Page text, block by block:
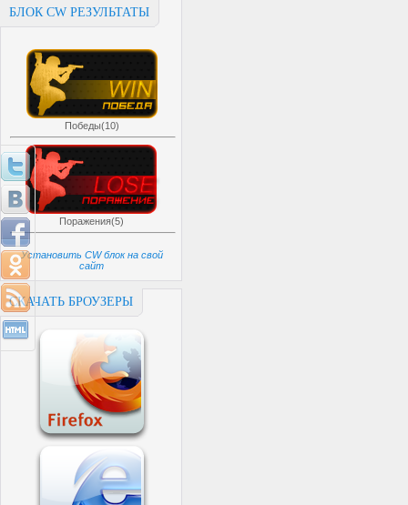
БЛОК CW РЕЗУЛЬТАТЫ
Победы(10)
Поражения(5)
Установить CW блок на свой
сайт
СКАЧАТЬ БРОУЗЕРЫ